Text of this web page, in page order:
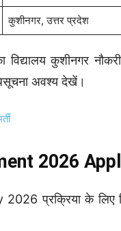
कुशीनगर, उत्तर प्रदेश
कुशीनगर
अवश्य देखें।
2026
के लिए